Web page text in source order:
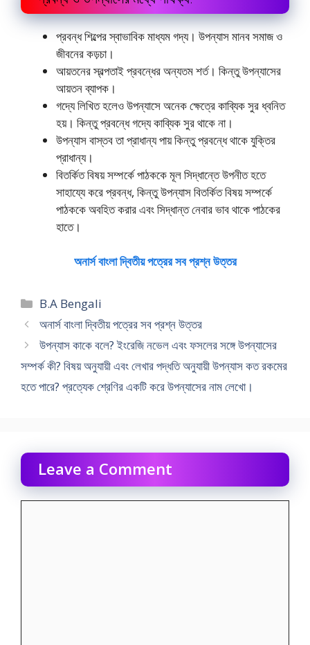
প্রবন্ধ শিল্পের স্বাভাবিক মাধ্যম গদ্য। উপন্যাস মানব সমাজ ও
জীবনের কড়চা।
আয়তনের স্বল্পতাই প্রবন্ধের অন্যতম শর্ত। কিন্তু উপন্যাসের
আয়তন ব্যাপক।
গদ্যে লিখিত হলেও উপন্যাসে অনেক ক্ষেত্রে কাব্যিক সুর ধ্বনিত
হয়। কিন্তু প্রবন্ধে গদ্যে কাব্যিক সুর থাকে না।
উপন্যাস বাস্তব তা প্রাধান্য পায় কিন্তু প্রবন্ধে থাকে যুক্তির
প্রাধান্য।
বিতর্কিত বিষয় সম্পর্কে পাঠককে মূল সিদ্ধান্তে উপনীত হতে
সাহায্যে করে প্রবন্ধ, কিন্তু উপন্যাস বিতর্কিত বিষয় সম্পর্কে
পাঠককে অবহিত করার এবং সিদ্ধান্ত নেবার ভাব থাকে পাঠকের
হাতে।
অনার্স বাংলা দ্বিতীয় পত্রের সব প্রশ্ন উত্তর
Categories
B.A Bengali
অনার্স বাংলা দ্বিতীয় পত্রের সব প্রশ্ন উত্তর
উপন্যাস কাকে বলে? ইংরেজি নভেল এবং ফসলের সঙ্গে উপন্যাসের
সম্পর্ক কী? বিষয় অনুযায়ী এবং লেখার পদ্ধতি অনুযায়ী উপন্যাস কত রকমের
হতে পারে? প্রত্যেক শ্রেণির একটি করে উপন্যাসের নাম লেখাে।
Leave a Comment